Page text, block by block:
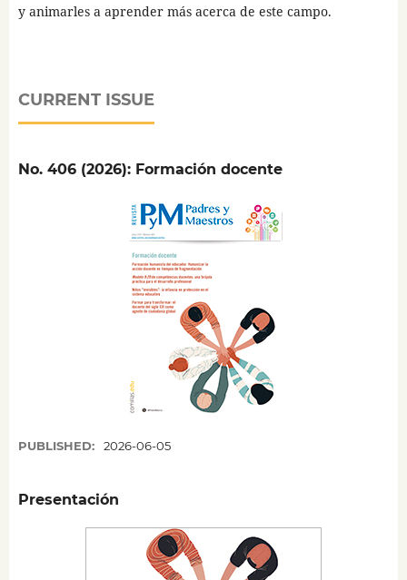
y animarles a aprender más acerca de este campo.
CURRENT ISSUE
No. 406 (2026): Formación docente
PUBLISHED: 2026-06-05
Presentación